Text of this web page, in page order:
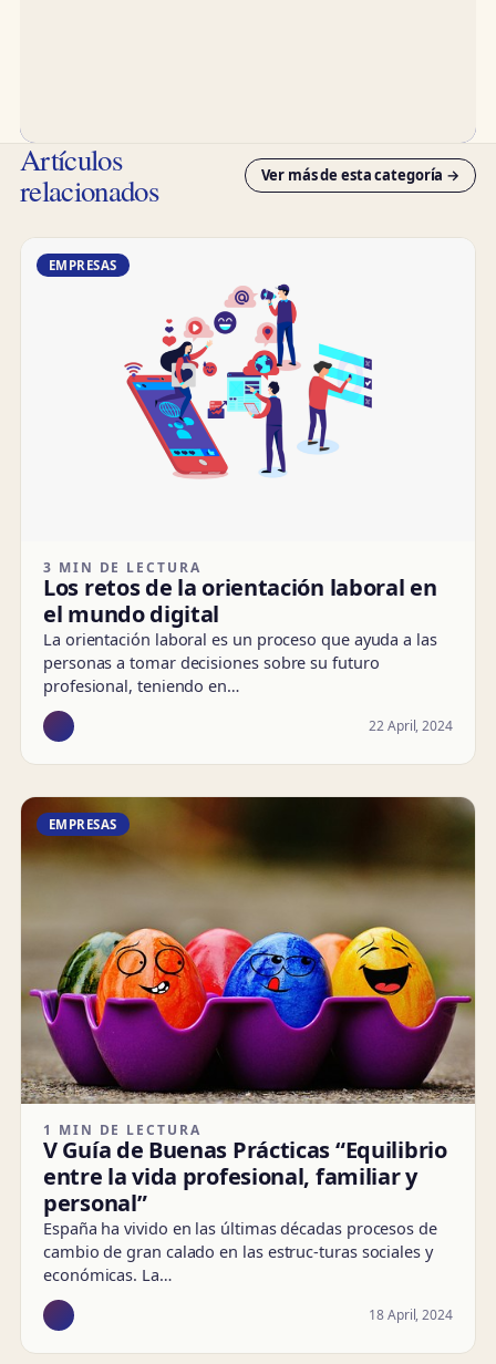
Artículos
relacionados Ver más de esta categoría →
EMPRESAS
3 MIN DE LECTURA
Los retos de la orientación laboral en
el mundo digital
La orientación laboral es un proceso que ayuda a las
personas a tomar decisiones sobre su futuro
profesional, teniendo en…
22 April, 2024
EMPRESAS
1 MIN DE LECTURA
V Guía de Buenas Prácticas “Equilibrio
entre la vida profesional, familiar y
personal”
España ha vivido en las últimas décadas procesos de
cambio de gran calado en las estruc-turas sociales y
económicas. La…
18 April, 2024